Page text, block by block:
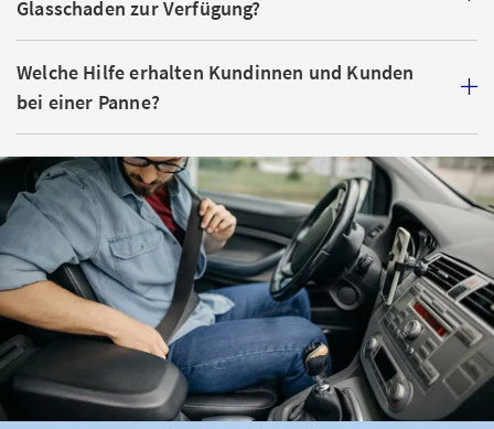
Glasschaden zur Verfügung?
Welche Hilfe erhalten Kundinnen und Kunden
bei einer Panne?